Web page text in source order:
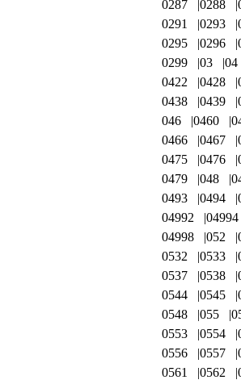
0287
0288
0291
0293
0295
0296
0299
03 04
0422
0428
0438
0439
046
0460
0466
0467
0475
0476
0479
048
0493
0494
04992
04994
04998
052
0532
0533
0537
0538
0544
0545
0548
055
0553
0554
0556
0557
0561
0562